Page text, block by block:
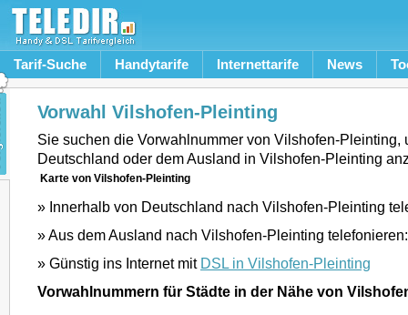
Tarif-Suche Handytarife Internettarife News
Vorwahl Vilshofen-Pleinting
Sie suchen die Vorwahlnummer von Vilshofen-Pleinting,
Deutschland oder dem Ausland in Vilshofen-Pleinting
Karte von Vilshofen-Pleinting
» Innerhalb von Deutschland nach Vilshofen-Pleinting
» Aus dem Ausland nach Vilshofen-Pleinting
» Günstig ins Internet mit DSL in Vilshofen-Pleinting
Vorwahlnummern für Städte in der Nähe von